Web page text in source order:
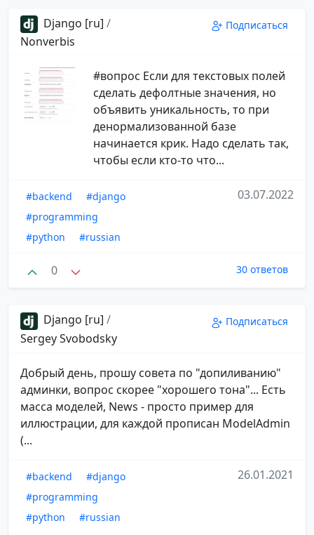
Django [ru] /
Nonverbis
Подписаться
#вопрос Если для текстовых полей
сделать дефолтные значения, но
объявить уникальность, то при
денормализованной базе
начинается крик. Надо сделать так,
чтобы если кто-то что...
#backend
#django
#programming
#python
#russian
03.07.2022
0 30 ответов
Django [ru] /
Sergey Svobodsky
Подписаться
Добрый день, прошу совета по "допиливанию"
админки, вопрос скорее "хорошего тона"... Есть
масса моделей, News - просто пример для
иллюстрации, для каждой прописан ModelAdmin
(...
#backend
#django
#programming
#python
#russian
26.01.2021